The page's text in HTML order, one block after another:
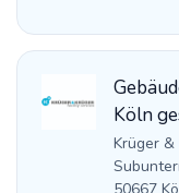
Köln
Krüger &